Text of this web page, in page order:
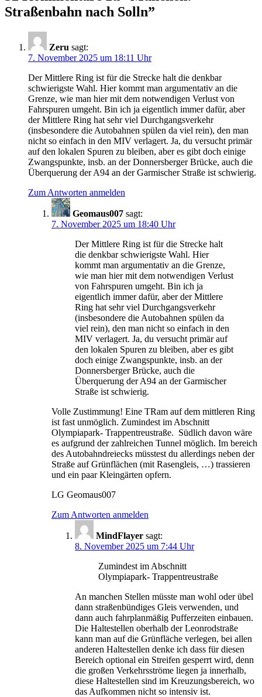
Straßenbahn nach Solln”
Zeru sagt:
7. November 2025 um 18:11 Uhr
Der Mittlere Ring ist für die Strecke halt die denkbar
schwierigste Wahl. Hier kommt man argumentativ an die
Grenze, wie man hier mit dem notwendigen Verlust von
Fahrspuren umgeht. Bin ich ja eigentlich immer dafür, aber
der Mittlere Ring hat sehr viel Durchgangsverkehr
(insbesondere die Autobahnen spülen da viel rein), den man
nicht so einfach in den MIV verlagert. Ja, du versucht primär
auf den lokalen Spuren zu bleiben, aber es gibt doch einige
Zwangspunkte, insb. an der Donnersberger Brücke, auch die
Überquerung der A94 an der Garmischer Straße ist schwierig.
Zum Antworten anmelden
Geomaus007 sagt:
7. November 2025 um 18:40 Uhr
Der Mittlere Ring ist für die Strecke halt
die denkbar schwierigste Wahl. Hier
kommt man argumentativ an die Grenze,
wie man hier mit dem notwendigen Verlust
von Fahrspuren umgeht. Bin ich ja
eigentlich immer dafür, aber der Mittlere
Ring hat sehr viel Durchgangsverkehr
(insbesondere die Autobahnen spülen da
viel rein), den man nicht so einfach in den
MIV verlagert. Ja, du versucht primär auf
den lokalen Spuren zu bleiben, aber es gibt
doch einige Zwangspunkte, insb. an der
Donnersberger Brücke, auch die
Überquerung der A94 an der Garmischer
Straße ist schwierig.
Volle Zustimmung! Eine TRam auf dem mittleren Ring
ist fast unmöglich. Zumindest im Abschnitt
Olympiapark- Trappentreustraße. Südlich davon wäre
es aufgrund der zahlreichen Tunnel möglich. Im bereich
des Autobahndreiecks müsstest du allerdings neben der
Straße auf Grünflächen (mit Rasengleis, …) trassieren
und ein paar Kleingärten opfern.
LG Geomaus007
Zum Antworten anmelden
MindFlayer sagt:
8. November 2025 um 7:44 Uhr
Zumindest im Abschnitt
Olympiapark- Trappentreustraße
An manchen Stellen müsste man wohl oder übel
dann straßenbündiges Gleis verwenden, und
dann auch fahrplanmäßig Pufferzeiten einbauen.
Die Haltestellen oberhalb der Leonrodstraße
kann man auf die Grünfläche verlegen, bei allen
anderen Haltestellen denke ich dass für diesen
Bereich optional ein Streifen gesperrt wird, denn
die großen Verkehrsströme liegen ja innerhalb,
diese Haltestellen sind im Kreuzungsbereich, wo
das Aufkommen nicht so intensiv ist.